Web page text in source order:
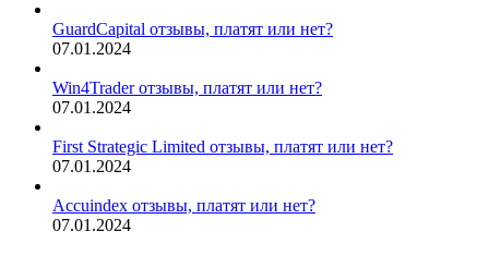
GuardCapital отзывы, платят или нет?
07.01.2024
Win4Trader отзывы, платят или нет?
07.01.2024
First Strategic Limited отзывы, платят или нет?
07.01.2024
Accuindex отзывы, платят или нет?
07.01.2024